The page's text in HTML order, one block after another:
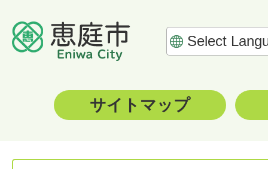
サイトマップ